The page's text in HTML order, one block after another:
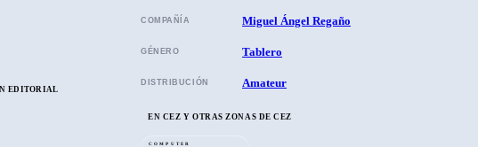
COMPAÑÍA Miguel Ángel Regaño
GÉNERO Tablero
DISTRIBUCIÓN Amateur
EN CEZ Y OTRAS ZONAS DE CEZ
COMPUTER
EDITORIAL